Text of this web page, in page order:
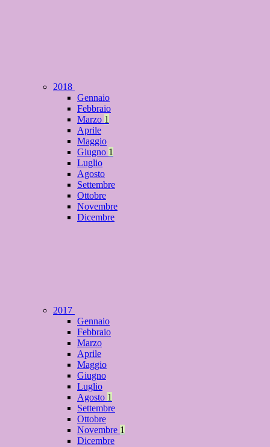
2018
Gennaio
Febbraio
Marzo 1
Aprile
Maggio
Giugno 1
Luglio
Agosto
Settembre
Ottobre
Novembre
Dicembre
2017
Gennaio
Febbraio
Marzo
Aprile
Maggio
Giugno
Luglio
Agosto 1
Settembre
Ottobre
Novembre 1
Dicembre